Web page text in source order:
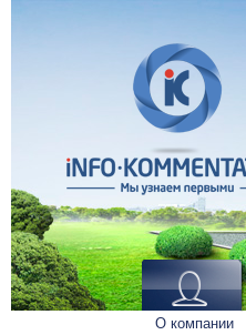
О компании